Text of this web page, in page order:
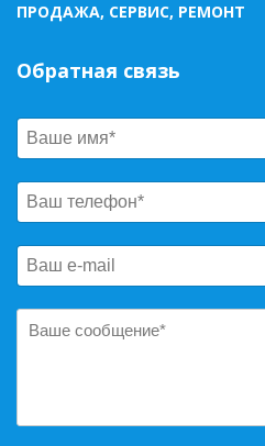
ПРОДАЖА, СЕРВИС, РЕМОНТ
Обратная связь